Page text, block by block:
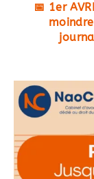
📅 1er